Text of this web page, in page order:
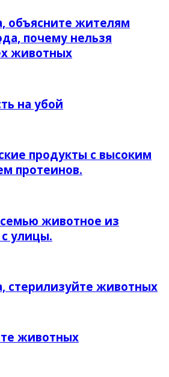
объясните жителям
почему нельзя
животных
на убой
продукты с высоким
протеинов.
животное из
улицы.
стерилизуйте животных
животных